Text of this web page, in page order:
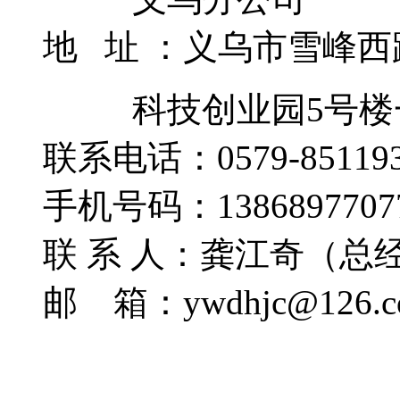
地 址 ：义乌市雪峰西
科技创业园5号楼
联系电话：0579-
手机号码：
联 系 人：龚江奇（总
邮 箱：